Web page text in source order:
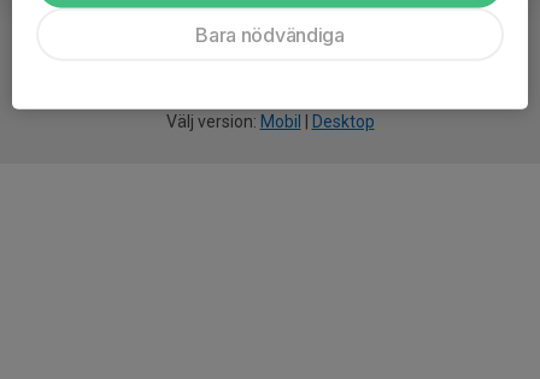
Välj version: Mobil Desktop
Bara nödvändiga